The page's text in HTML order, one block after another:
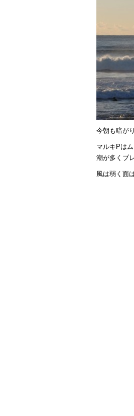
今朝も暗が
マルキPは
潮が多くブ
風は弱く面